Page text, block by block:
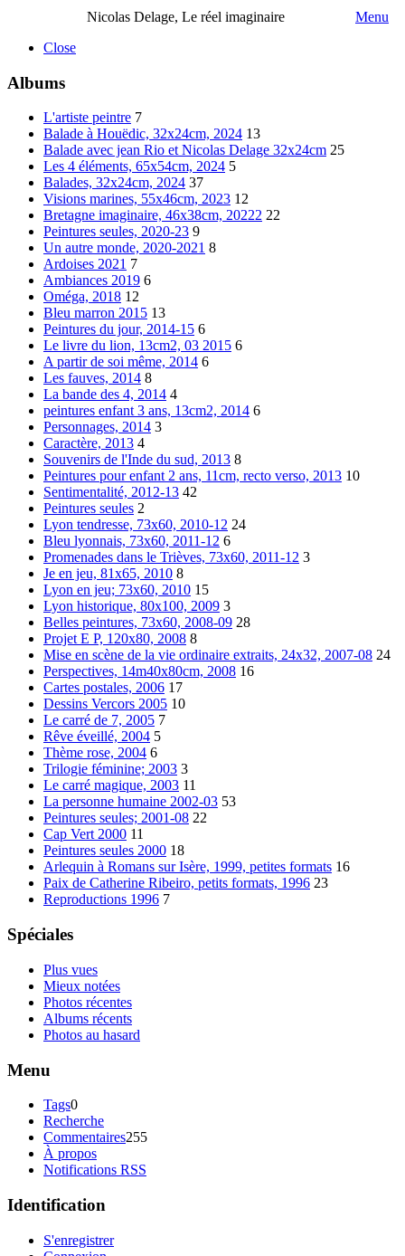
Nicolas Delage, Le réel imaginaire
Menu
Close
Albums
L'artiste peintre 7
Balade à Houëdic, 32x24cm, 2024 13
Balade avec jean Rio et Nicolas Delage 32x24cm 25
Les 4 éléments, 65x54cm, 2024 5
Balades, 32x24cm, 2024 37
Visions marines, 55x46cm, 2023 12
Bretagne imaginaire, 46x38cm, 20222 22
Peintures seules, 2020-23 9
Un autre monde, 2020-2021 8
Ardoises 2021 7
Ambiances 2019 6
Oméga, 2018 12
Bleu marron 2015 13
Peintures du jour, 2014-15 6
Le livre du lion, 13cm2, 03 2015 6
A partir de soi même, 2014 6
Les fauves, 2014 8
La bande des 4, 2014 4
peintures enfant 3 ans, 13cm2, 2014 6
Personnages, 2014 3
Caractère, 2013 4
Souvenirs de l'Inde du sud, 2013 8
Peintures pour enfant 2 ans, 11cm, recto verso, 2013 10
Sentimentalité, 2012-13 42
Peintures seules 2
Lyon tendresse, 73x60, 2010-12 24
Bleu lyonnais, 73x60, 2011-12 6
Promenades dans le Trièves, 73x60, 2011-12 3
Je en jeu, 81x65, 2010 8
Lyon en jeu; 73x60, 2010 15
Lyon historique, 80x100, 2009 3
Belles peintures, 73x60, 2008-09 28
Projet E P, 120x80, 2008 8
Mise en scène de la vie ordinaire extraits, 24x32, 2007-08 24
Perspectives, 14m40x80cm, 2008 16
Cartes postales, 2006 17
Dessins Vercors 2005 10
Le carré de 7, 2005 7
Rêve éveillé, 2004 5
Thème rose, 2004 6
Trilogie féminine; 2003 3
Le carré magique, 2003 11
La personne humaine 2002-03 53
Peintures seules; 2001-08 22
Cap Vert 2000 11
Peintures seules 2000 18
Arlequin à Romans sur Isère, 1999, petites formats 16
Paix de Catherine Ribeiro, petits formats, 1996 23
Reproductions 1996 7
Spéciales
Plus vues
Mieux notées
Photos récentes
Albums récents
Photos au hasard
Menu
Tags0
Recherche
Commentaires255
À propos
Notifications RSS
Identification
S'enregistrer